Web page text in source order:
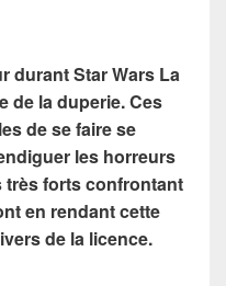
durant Star Wars La
de la duperie. Ces
de se faire se
les horreurs
très forts confrontant
en rendant cette
de la licence.